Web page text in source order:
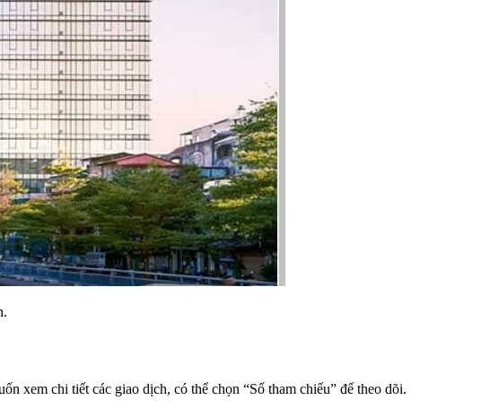
xem chi tiết các giao dịch, có thể chọn “Số tham chiếu” để theo dõi.